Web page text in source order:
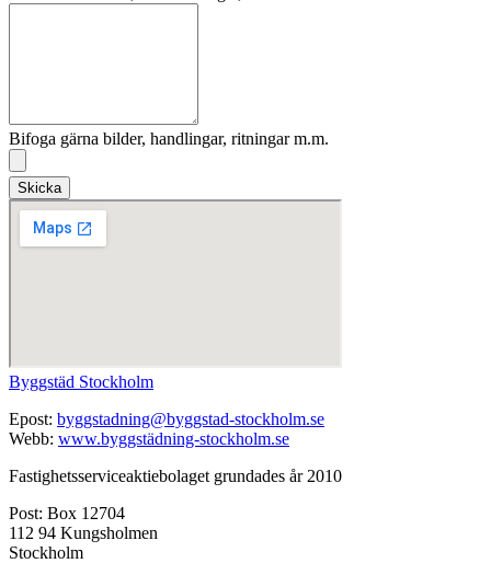
Bifoga gärna bilder, handlingar, ritningar m.m.
Skicka
Byggstäd Stockholm
Epost: byggstadning@byggstad-stockholm.se
Webb: www.byggstädning-stockholm.se
Fastighetsserviceaktiebolaget grundades år 2010
Post: Box 12704
112 94 Kungsholmen
Stockholm